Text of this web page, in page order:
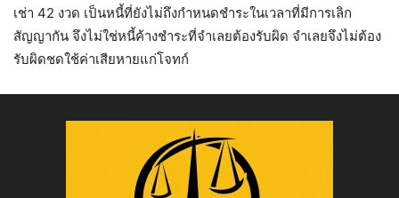
เช่า 42 งวด เป็นหนี้ที่ยังไม่ถึงกำหนดชำระในเวลาที่มีการเลิก
สัญญากัน จึงไม่ใช่หนี้ค้างชำระที่จำเลยต้องรับผิด จำเลยจึงไม่ต้อง
รับผิดชดใช้ค่าเสียหายแก่โจทก์